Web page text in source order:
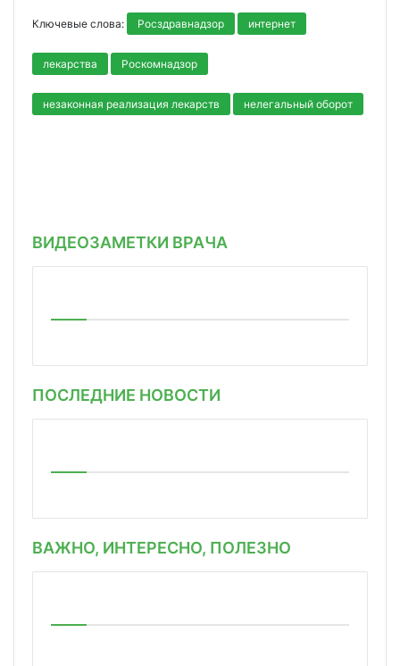
Ключевые слова: Росздравнадзор интернет
лекарства Роскомнадзор
незаконная реализация лекарств нелегальный оборот
ВИДЕОЗАМЕТКИ ВРАЧА
ПОСЛЕДНИЕ НОВОСТИ
ВАЖНО, ИНТЕРЕСНО, ПОЛЕЗНО